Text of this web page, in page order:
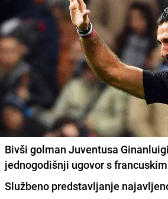
Bivši golman Juventusa
jednogodišnji ugovor s
Službeno predstavljanje